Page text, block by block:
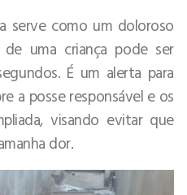
serve como um doloroso
uma criança pode ser
É um alerta para
a posse responsável e os
visando evitar que
dor.